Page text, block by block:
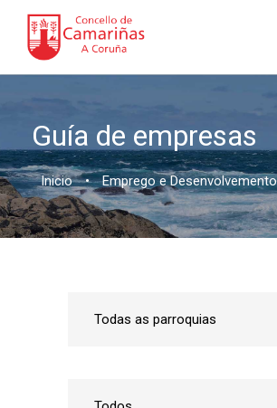
Guía de empresas
Inicio • Emprego e